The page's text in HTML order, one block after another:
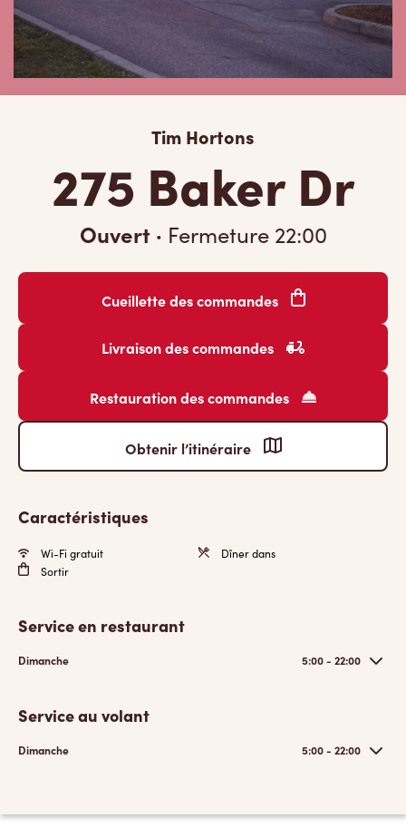
Tim Hortons
275 Baker Dr
Ouvert · Fermeture 22:00
Cueillette des commandes
Livraison des commandes
Restauration des commandes
Obtenir l’itinéraire
Caractéristiques
Wi-Fi gratuit
Dîner dans
Sortir
Service en restaurant
Dimanche 5:00 - 22:00
Service au volant
Dimanche 5:00 - 22:00